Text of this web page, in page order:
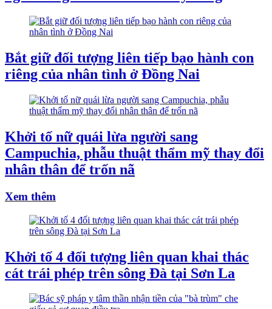
Bắt giữ đối tượng liên tiếp bạo hành con
riêng của nhân tình ở Đồng Nai
Khởi tố nữ quái lừa người sang
Campuchia, phẫu thuật thẩm mỹ thay đổi
nhân thân để trốn nã
Xem thêm
Khởi tố 4 đối tượng liên quan khai thác
cát trái phép trên sông Đà tại Sơn La